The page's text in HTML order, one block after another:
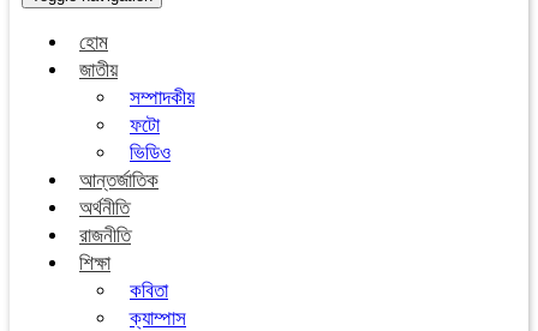
হোম
জাতীয়
সম্পাদকীয়
ফটো
ভিডিও
আন্তর্জাতিক
অর্থনীতি
রাজনীতি
শিক্ষা
কবিতা
ক্যাম্পাস